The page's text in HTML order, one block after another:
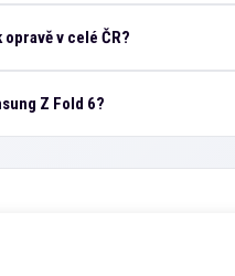
v celé ČR?
Z Fold 6?